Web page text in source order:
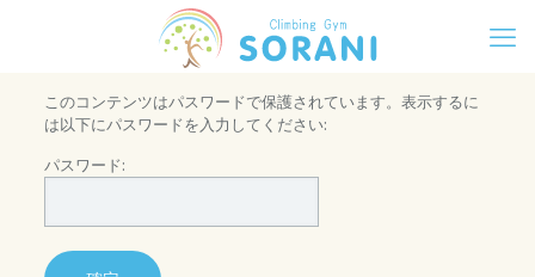
このコンテンツはパスワードで保護されています。表示するに
は以下にパスワードを入力してください:
パスワード: